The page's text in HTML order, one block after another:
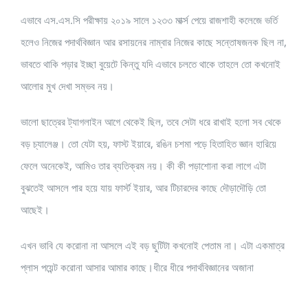
এভাবে এস.এস.সি পরীক্ষায় ২০১৯ সালে ১২৩৩ মার্ক্স পেয়ে রাজশাহী কলেজে ভর্তি
হলেও নিজের পদার্থবিজ্ঞান আর রসায়নের নাম্বার নিজের কাছে সন্তোষজনক ছিল না,
ভাবতে থাকি পড়ার ইচ্ছা বুয়েটে কিন্তু যদি এভাবে চলতে থাকে তাহলে তো কখনোই
আলোর মুখ দেখা সম্ভব নয়।
ভালো ছাত্রের ট্যাগলাইন আগে থেকেই ছিল, তবে সেটা ধরে রাখাই হলো সব থেকে
বড় চ্যালেঞ্জ। তো যেটা হয়, ফাস্ট ইয়ারে, রঙিন চশমা পড়ে হিতাহিত জ্ঞান হারিয়ে
ফেলে অনেকেই, আমিও তার ব্যতিক্রম নয়। কী কী পড়াশোনা করা লাগে এটা
বুঝতেই আসলে পার হয়ে যায় ফার্স্ট ইয়ার, আর টিচারদের কাছে দৌড়াদৌড়ি তো
আছেই।
এখন ভাবি যে করোনা না আসলে এই বড় ছুটিটা কখনোই পেতাম না। এটা একমাত্র
প্লাস পয়েন্ট করোনা আসার আমার কাছে।ধীরে ধীরে পদার্থবিজ্ঞানের অজানা